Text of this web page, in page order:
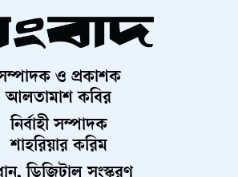
ও প্রকাশক
আলতামাশ কবির
নির্বাহী সম্পাদক
শাহরিয়ার করিম